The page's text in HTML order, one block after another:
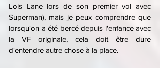
Lois Lane lors de son premier vol avec
Superman), mais je peux comprendre que
lorsqu'on a été bercé depuis l'enfance avec
la VF originale, cela doit être dure
d'entendre autre chose à la place.